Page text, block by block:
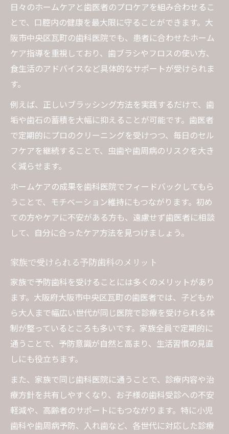
日々のホームケアと歯医者のプロケアを組み合わせるこ
とで、口腔内の健康を最大限に守ることができます。大
阪市中央区瓦町の歯科医院でも、患者に合わせたホーム
ケア指導を重視しており、歯ブラシやフロスの使い方、
食生活のアドバイスなど具体的なサポートが受けられま
す。
例えば、正しいブラッシング方法を実践するだけで、歯
垢や歯石の蓄積を大幅に抑えることが可能です。歯医者
で定期的にプロのクリーニングを受けつつ、毎日のセル
フケアを継続することで、虫歯や歯周病のリスクを大き
く減らせます。
ホームケアの成果を歯科医院でフィードバックしてもら
うことで、モチベーション維持にもつながります。初め
ての方やケアに不安がある方も、遠慮せず歯医者に相談
して、自分に合ったケア方法を見つけましょう。
家族で受けられる予防歯科のメリット
家族で予防歯科を受けることには多くのメリットがあり
ます。大阪府大阪市中央区瓦町の歯医者では、子どもか
ら大人まで幅広い世代が同じ医院で診療を受けられる体
制が整っているところも多いです。家族全員で定期的に
通うことで、予防意識が自然と高まり、生活習慣の見直
しにも役立ちます。
また、家族で同じ歯科医院に通うことで、診療内容や治
療方針を共有しやすくなり、お子様の歯科受診への不安
軽減や、高齢者のサポートにもつながります。特に小児
歯科や歯周病予防、入れ歯など、各世代に対応した診療